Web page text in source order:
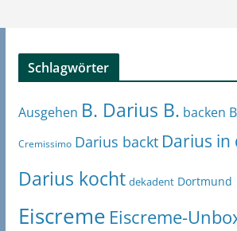
Schlagwörter
Ausgehen B. Darius B. backen
Cremissimo Darius backt Darius in
Darius kocht dekadent Dortmund
Eiscreme Eiscreme-